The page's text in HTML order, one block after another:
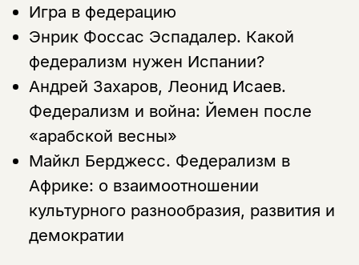
Игра в федерацию
Энрик Фоссас Эспадалер. Какой
федерализм нужен Испании?
Андрей Захаров, Леонид Исаев.
Федерализм и война: Йемен после
«арабской весны»
Майкл Берджесс. Федерализм в
Африке: о взаимоотношении
культурного разнообразия, развития и
демократии
Подписка на рассылку
Этой книги временно
нет в продаже.